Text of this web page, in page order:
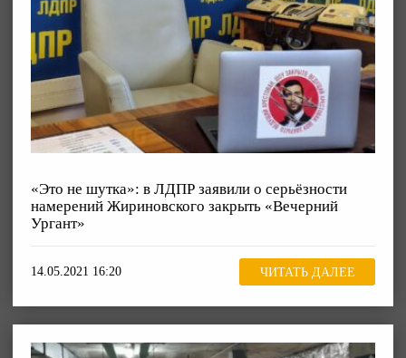
«Это не шутка»: в ЛДПР заявили о серьёзности
намерений Жириновского закрыть «Вечерний
Ургант»
14.05.2021 16:20 ЧИТАТЬ ДАЛЕЕ